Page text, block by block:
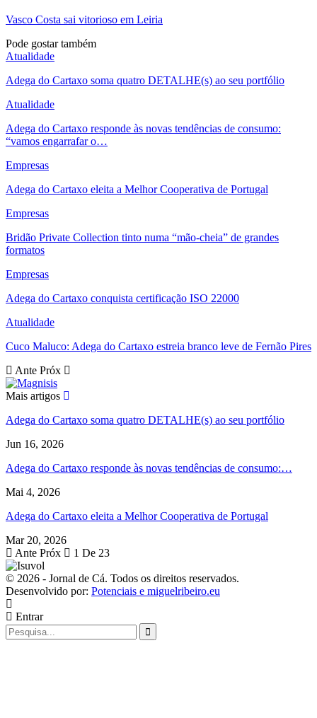
Vasco Costa sai vitorioso em Leiria
Pode gostar também
Atualidade
Adega do Cartaxo soma quatro DETALHE(s) ao seu portfólio
Atualidade
Adega do Cartaxo responde às novas tendências de consumo:
“vamos engarrafar o…
Empresas
Adega do Cartaxo eleita a Melhor Cooperativa de Portugal
Empresas
Bridão Private Collection tinto numa “mão-cheia” de grandes
formatos
Empresas
Adega do Cartaxo conquista certificação ISO 22000
Atualidade
Cuco Maluco: Adega do Cartaxo estreia branco leve de Fernão Pires
Ante Próx
Mais artigos
Adega do Cartaxo soma quatro DETALHE(s) ao seu portfólio
Jun 16, 2026
Adega do Cartaxo responde às novas tendências de consumo:…
Mai 4, 2026
Adega do Cartaxo eleita a Melhor Cooperativa de Portugal
Mar 20, 2026
Ante Próx 1 De 23
© 2026 - Jornal de Cá. Todos os direitos reservados.
Desenvolvido por: Potenciais e miguelribeiro.eu
Entrar